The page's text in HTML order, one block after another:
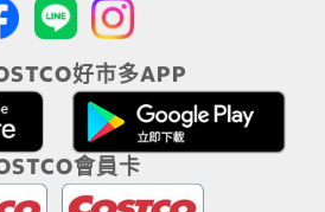
好市多APP
會員卡